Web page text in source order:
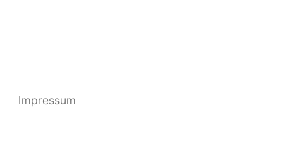
Impressum